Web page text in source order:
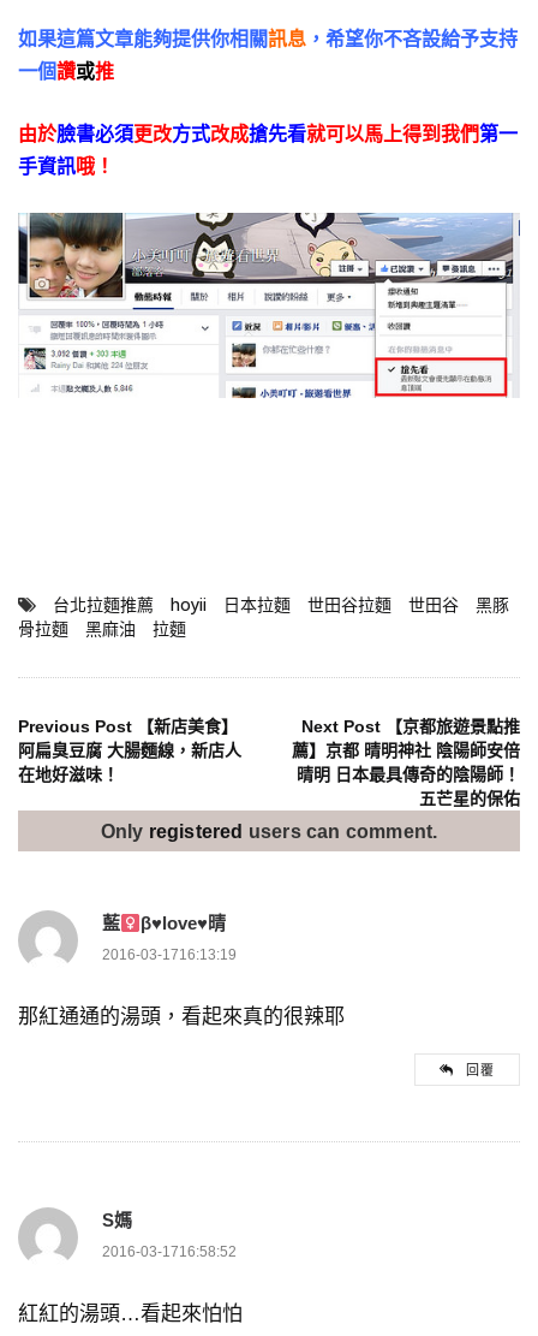
如果這篇文章能夠提供你相關訊息 ，希望你不吝設給予支持
一個讚或推
由於臉書必須更改方式改成搶先看就可以馬上得到我們第一
手資訊哦！
台北拉麵推薦 hoyii 日本拉麵 世田谷拉麵 世田谷
黑豚
骨拉麵
黑麻油 拉麵
文
章
導
Previous Post 【新店美食】
阿扁臭豆腐 大腸麵線，新店人
在地好滋味！
Next Post 【京都旅遊景點推
薦】京都 晴明神社 陰陽師安倍
晴明 日本最具傳奇的陰陽師！
五芒星的保佑
Only registered users can comment.
藍 β♥love♥晴
2016-03-1716:13:19
那紅通通的湯頭，看起來真的很辣耶
回覆
S媽
2016-03-1716:58:52
紅紅的湯頭…看起來怕怕